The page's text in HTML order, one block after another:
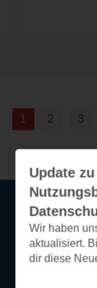
1 2 3
Update
Wir haben
aktualisiert.
dir diese